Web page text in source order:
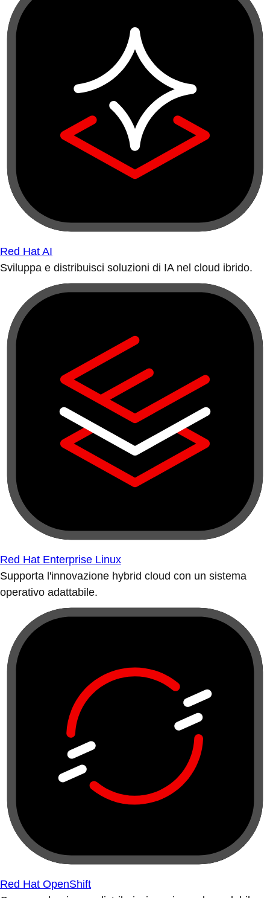
Red Hat AI
Sviluppa e distribuisci soluzioni di IA nel cloud ibrido.
Red Hat Enterprise Linux
Supporta l'innovazione hybrid cloud con un sistema
operativo adattabile.
Red Hat OpenShift